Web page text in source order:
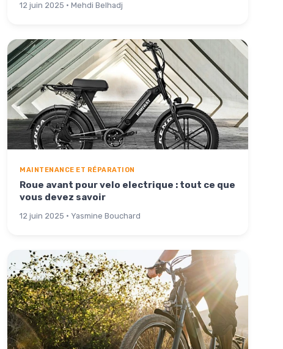
12 juin 2025 · Mehdi Belhadj
MAINTENANCE ET RÉPARATION
Roue avant pour velo electrique : tout ce que
vous devez savoir
12 juin 2025 · Yasmine Bouchard